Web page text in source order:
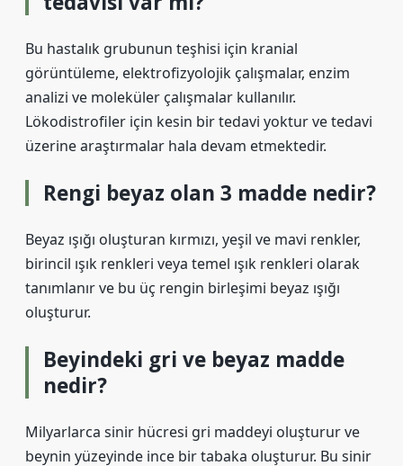
Bu hastalık grubunun teşhisi için kranial
görüntüleme, elektrofizyolojik çalışmalar, enzim
analizi ve moleküler çalışmalar kullanılır.
Lökodistrofiler için kesin bir tedavi yoktur ve tedavi
üzerine araştırmalar hala devam etmektedir.
Rengi beyaz olan 3 madde nedir?
Beyaz ışığı oluşturan kırmızı, yeşil ve mavi renkler,
birincil ışık renkleri veya temel ışık renkleri olarak
tanımlanır ve bu üç rengin birleşimi beyaz ışığı
oluşturur.
Beyindeki gri ve beyaz madde
nedir?
Milyarlarca sinir hücresi gri maddeyi oluşturur ve
beynin yüzeyinde ince bir tabaka oluşturur. Bu sinir